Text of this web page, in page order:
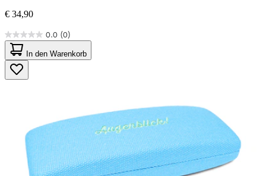
€ 34,90
0.0 (0)
0.0
von
5
Sternen.
In den Warenkorb